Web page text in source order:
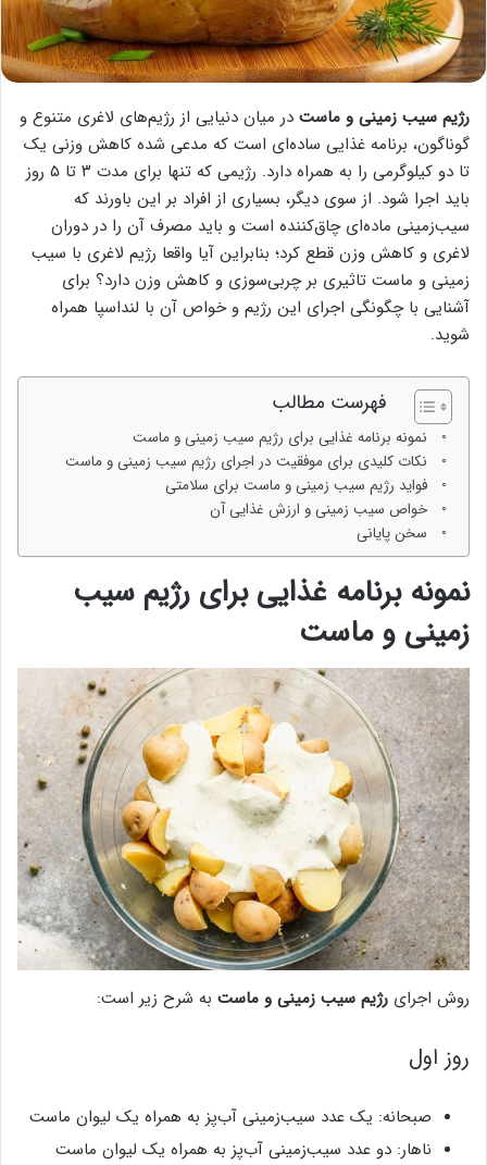
رژیم سیب زمینی و ماست در میان دنیایی از رژیم‌های لاغری متنوع و
گوناگون، برنامه غذایی ساده‌ای است که مدعی شده کاهش وزنی یک
تا دو کیلوگرمی را به همراه دارد. رژیمی که تنها برای مدت ۳ تا ۵ روز
باید اجرا شود. از سوی دیگر، بسیاری از افراد بر این باورند که
سیب‌زمینی ماده‌ای چاق‌کننده است و باید مصرف آن را در دوران
لاغری و کاهش وزن قطع کرد؛ بنابراین آیا واقعا رژیم لاغری با سیب
زمینی و ماست تاثیری بر چربی‌سوزی و کاهش وزن دارد؟ برای
آشنایی با چگونگی اجرای این رژیم و خواص آن با لنداسپا همراه
شوید.
فهرست مطالب
نمونه برنامه غذایی برای رژیم سیب زمینی و ماست
نکات کلیدی برای موفقیت در اجرای رژیم سیب زمینی و ماست
فواید رژیم سیب زمینی و ماست برای سلامتی
خواص سیب زمینی و ارزش غذایی آن
سخن پایانی
نمونه برنامه غذایی برای رژیم سیب
زمینی و ماست
روش اجرای رژیم سیب زمینی و ماست به شرح زیر است:
روز اول
صبحانه: یک عدد سیب‌زمینی آب‌پز به همراه یک لیوان ماست
ناهار: دو عدد سیب‌زمینی آب‌پز به همراه یک لیوان ماست